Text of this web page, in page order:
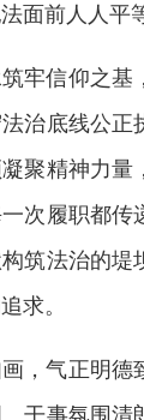
面前人人平
牢信仰之基
治底线公正
聚精神力量
次履职都传
筑法治的堤
求。
，气正明德
干事氛围清